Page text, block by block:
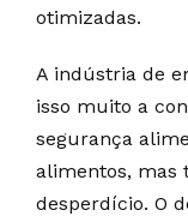
otimizadas.
A indústria de
isso muito a
segurança
alimentos, mas
desperdício. O